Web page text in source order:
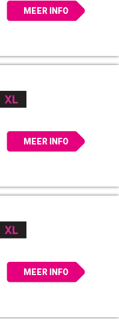
MEER INFO
MEER INFO
MEER INFO